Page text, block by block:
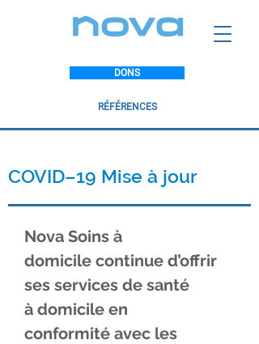
DONS
RÉFÉRENCES
COVID–19 Mise à jour
Nova Soins à
domicile continue d’offrir
ses services de santé
à domicile en
conformité avec les